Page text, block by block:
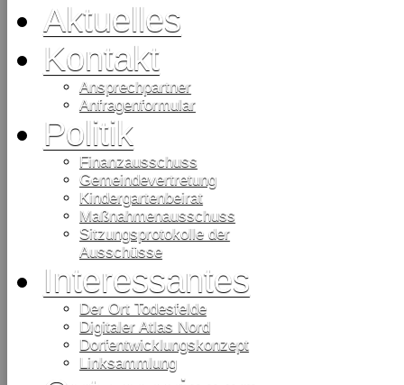
Aktuelles
Kontakt
Ansprechpartner
Anfragenformular
Politik
Finanzausschuss
Gemeindevertretung
Kindergartenbeirat
Maßnahmenausschuss
Sitzungsprotokolle der
Ausschüsse
Interessantes
Der Ort Todesfelde
Digitaler Atlas Nord
Dorfentwicklungskonzept
Linksammlung